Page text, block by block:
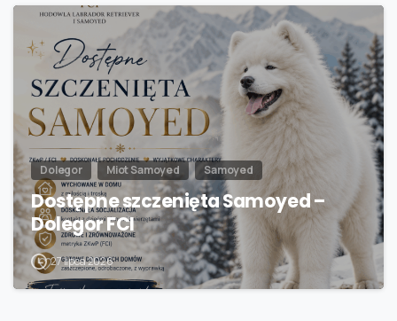
Dolegor Miot Samoyed Samoyed
Dostępne szczenięta Samoyed –
Dolegor FCI
27 lipca 2026